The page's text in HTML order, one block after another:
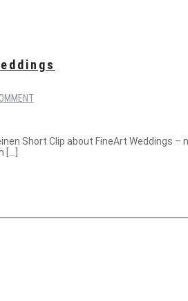
Short Clip about FineArt Weddings